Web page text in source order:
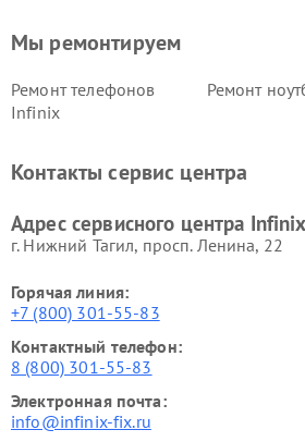
Мы ремонтируем
Ремонт телефонов
Infinix
Ремонт
Контакты сервис центра
Адрес сервисного центра
г. Нижний Тагил, просп. Ленина, 22
Горячая линия:
+7 (800) 301-55-83
Контактный телефон:
8 (800) 301-55-83
Электронная почта:
info@infinix-fix.ru